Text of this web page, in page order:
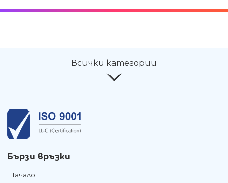
Всички категории
Бързи връзки
Начало